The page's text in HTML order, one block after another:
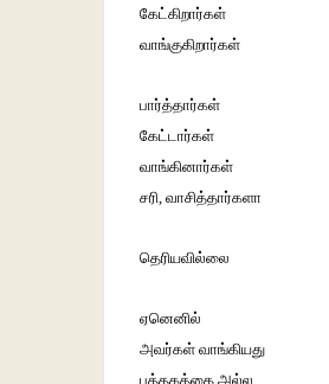
கேட்கிறார்கள்
வாங்குகிறார்கள்
பார்த்தார்கள்
கேட்டார்கள்
வாங்கினார்கள்
சரி, வாசித்தார்களா
தெரியவில்லை
ஏனெனில்
அவர்கள் வாங்கியது
புத்தகத்தை அல்ல